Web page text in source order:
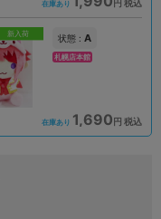
在庫あり 円 税込
新入荷 状態 : A
札幌店本館
在庫あり 1,690円 税込